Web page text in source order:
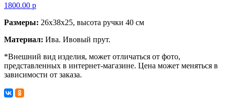
1800.00 р
Размеры: 26х38х25, высота ручки 40 см
Материал: Ива. Ивовый прут.
*Внешний вид изделия, может отличаться от фото,
представленных в интернет-магазине. Цена может меняться в
зависимости от заказа.